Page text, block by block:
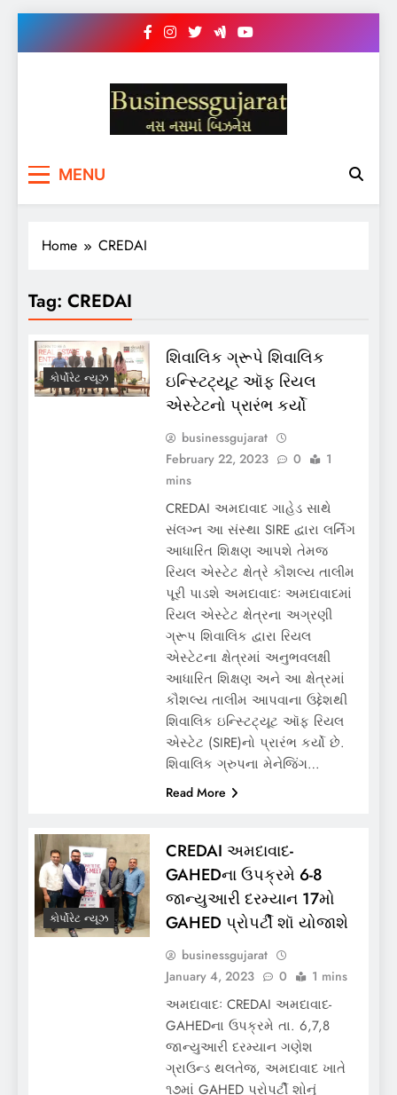
BUSINESS GUJARAT
MENU
Home CREDAI
Tag: CREDAI
કોર્પોરેટ ન્યૂઝ
શિવાલિક ગ્રૂપે શિવાલિક
ઇન્સ્ટિટ્યૂટ ઑફ રિયલ
એસ્ટેટનો પ્રારંભ કર્યો
businessgujarat
February 22, 2023
0
1
mins
CREDAI અમદાવાદ ગાહેડ સાથે
સંલગ્ન આ સંસ્થા SIRE દ્વારા લર્નિંગ
આધારિત શિક્ષણ આપશે તેમજ
રિયલ એસ્ટેટ ક્ષેત્રે કૌશલ્ય તાલીમ
પૂરી પાડશે અમદાવાદઃ અમદાવાદમાં
રિયલ એસ્ટેટ ક્ષેત્રના અગ્રણી
ગ્રૂપ શિવાલિક દ્વારા રિયલ
એસ્ટેટના ક્ષેત્રમાં અનુભવલક્ષી
આધારિત શિક્ષણ અને આ ક્ષેત્રમાં
કૌશલ્ય તાલીમ આપવાના ઉદ્દેશથી
શિવાલિક ઇન્સ્ટિટ્યૂટ ઑફ રિયલ
એસ્ટેટ (SIRE)નો પ્રારંભ કર્યો છે.
શિવાલિક ગ્રુપના મેનેજિંગ…
Read More
કોર્પોરેટ ન્યૂઝ
CREDAI અમદાવાદ-
GAHEDના ઉપક્રમે 6-8
જાન્યુઆરી દરમ્યાન 17મો
GAHED પ્રોપર્ટી શૉ યોજાશે
businessgujarat
January 4, 2023
0 1 mins
અમદાવાદઃ CREDAI અમદાવાદ-
GAHEDના ઉપક્રમે તા. 6,7,8
જાન્યુઆરી દરમ્યાન ગણેશ
ગ્રાઉન્ડ થલતેજ, અમદાવાદ ખાતે
૧૭માં GAHED પ્રોપર્ટી શોનું